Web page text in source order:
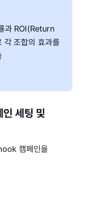
과 ROI(Return
조합의 효과를
세팅 및
캠페인을